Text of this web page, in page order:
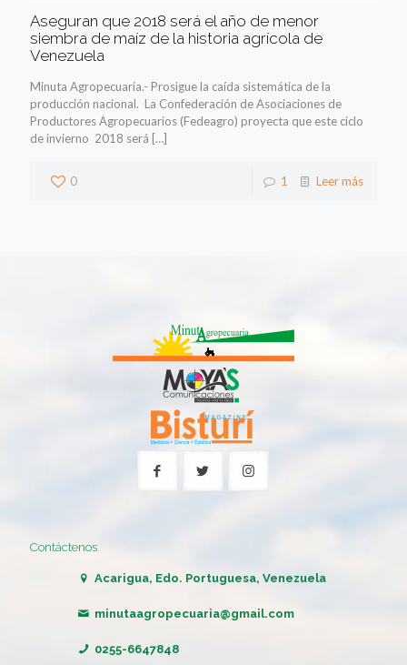
Aseguran que 2018 será el año de menor
siembra de maíz de la historia agrícola de
Venezuela
Minuta Agropecuaria.- Prosigue la caída sistemática de la
producción nacional. La Confederación de Asociaciones de
Productores Agropecuarios (Fedeagro) proyecta que este ciclo
de invierno 2018 será […]
0 1 Leer más
Contáctenos
Acarigua, Edo. Portuguesa, Venezuela
minutaagropecuaria@gmail.com
0255-6647848